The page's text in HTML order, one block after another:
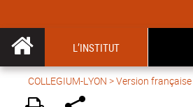
L’INSTITUT
COLLEGIUM-LYON >Version française